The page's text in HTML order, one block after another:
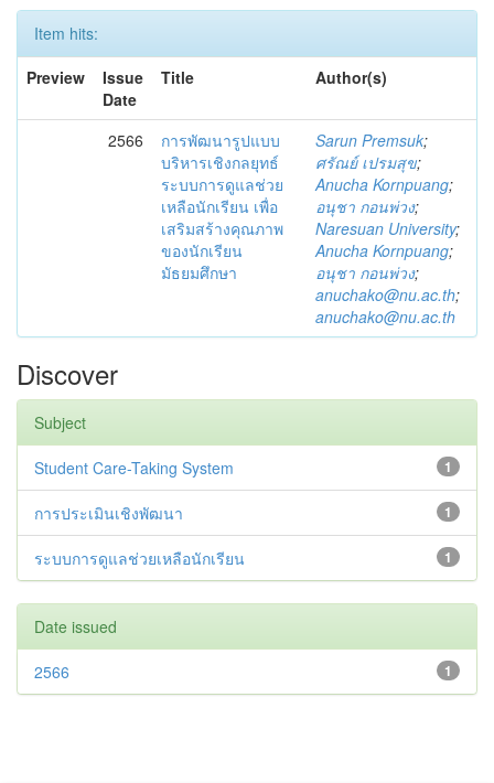
Item hits:
Preview
Issue
Date
Title Author(s)
2566
การพัฒนารูปแบบ
บริหารเชิงกลยุทธ์
ระบบการดูแลช่วย
เหลือนักเรียน เพื่อ
เสริมสร้างคุณภาพ
ของนักเรียน
มัธยมศึกษา
Sarun Premsuk;
ศรัณย์ เปรมสุข;
Anucha Kornpuang;
อนุชา กอนพ่วง;
Naresuan University;
Anucha Kornpuang;
อนุชา กอนพ่วง;
anuchako@nu.ac.th;
anuchako@nu.ac.th
Discover
Subject
1
Student Care-Taking System
1
การประเมินเชิงพัฒนา
1
ระบบการดูแลช่วยเหลือนักเรียน
Date issued
1
2566